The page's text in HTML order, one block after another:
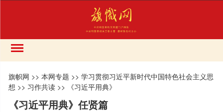
旗帜网 >>本网专题 >>学习贯彻习近平新时代中国特色社会主义思
想 >> 习作共读 >> 《习近平用典》
《习近平用典》任贤篇